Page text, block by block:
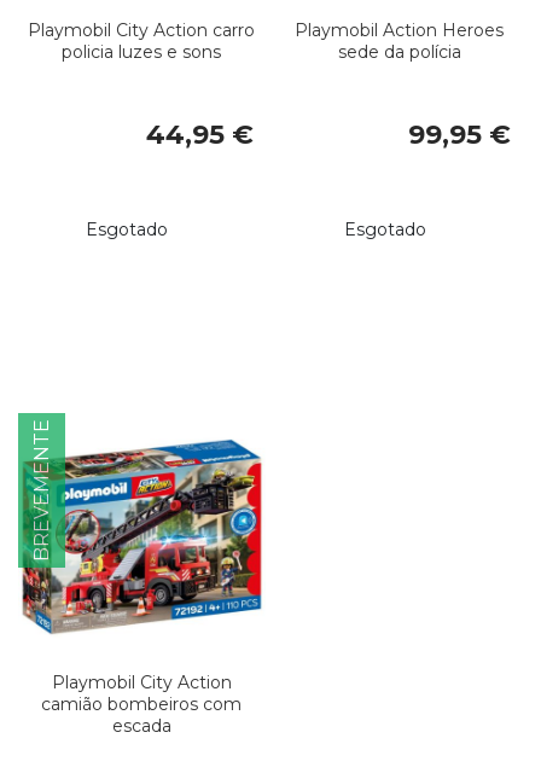
Playmobil City Action carro
policia luzes e sons
44,95 €
Esgotado
Playmobil Action Heroes
sede da polícia
99,95 €
Esgotado
BREVEMENTE
Playmobil City Action
camião bombeiros com
escada